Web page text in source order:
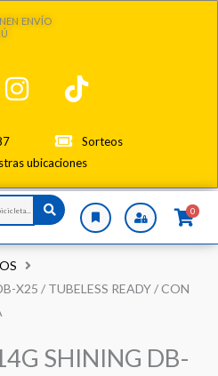
ENVÍO
Sorteos
ubicaciones
0
X25 / TUBELESS READY / CON
SHINING DB-